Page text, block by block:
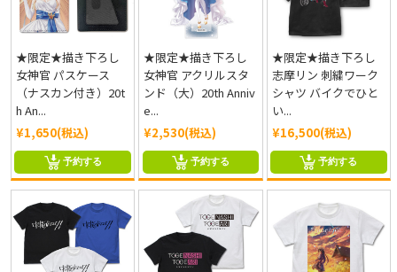
★限定★描き下ろし
女神官 パスケース
（ナスカン付き）20t
h An...
¥1,650(税込)
予約する
★限定★描き下ろし
女神官 アクリルスタ
ンド（大）20th Anniv
e...
¥2,530(税込)
予約する
★限定★描き下ろし
志摩リン 刺繍ワーク
シャツ バイクでひと
い...
¥16,500(税込)
予約する